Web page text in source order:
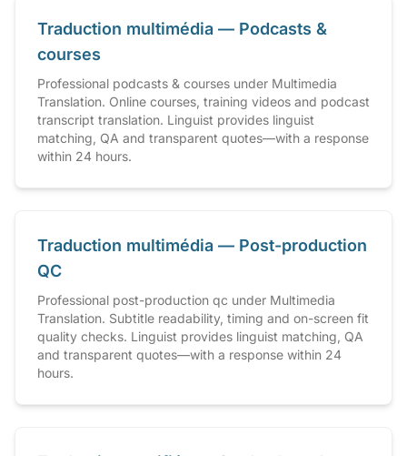
Traduction multimédia — Podcasts &
courses
Professional podcasts & courses under Multimedia
Translation. Online courses, training videos and podcast
transcript translation. Linguist provides linguist
matching, QA and transparent quotes—with a response
within 24 hours.
Traduction multimédia — Post-production
QC
Professional post-production qc under Multimedia
Translation. Subtitle readability, timing and on-screen fit
quality checks. Linguist provides linguist matching, QA
and transparent quotes—with a response within 24
hours.